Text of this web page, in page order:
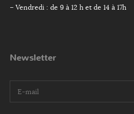
– Vendredi : de 9 à 12 h et de 14 à 17h
Newsletter
I agree terms and conditions.*